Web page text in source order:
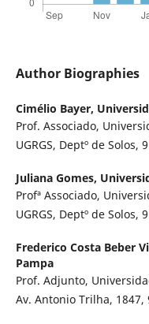
Author Biographies
Cimélio Bayer,
Prof. Associado,
UGRGS, Deptº de Solos,
Juliana Gomes,
Profª Associado,
UGRGS, Deptº de Solos,
Frederico Costa Beber
Pampa
Prof. Adjunto,
Av. Antonio Trilha, 1847,